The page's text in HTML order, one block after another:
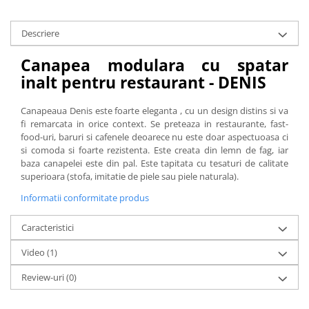
Descriere
Canapea modulara cu spatar
inalt pentru restaurant - DENIS
Canapeaua Denis este foarte eleganta , cu un design distins si va
fi remarcata in orice context. Se preteaza in restaurante, fast-
food-uri, baruri si cafenele deoarece nu este doar aspectuoasa ci
si comoda si foarte rezistenta. Este creata din lemn de fag, iar
baza canapelei este din pal. Este tapitata cu tesaturi de calitate
superioara (stofa, imitatie de piele sau piele naturala).
Informatii conformitate produs
Caracteristici
Video (1)
Review-uri(0)